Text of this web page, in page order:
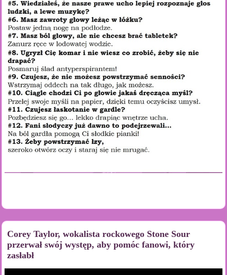
Corey Taylor, wokalista rockowego Stone Sour
przerwał swój występ, aby pomóc fanowi, który
zasłabł